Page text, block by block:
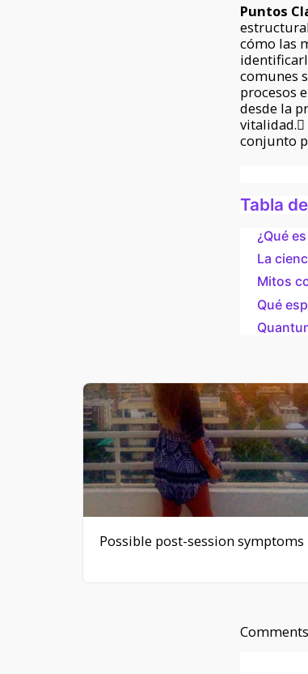
Puntos
cómo las
comunes
procesos
desde la
vitalidad.
conjunto
Tabla
¿Qué
La
Mitos
Qué
Possible post-session symptoms
Comments